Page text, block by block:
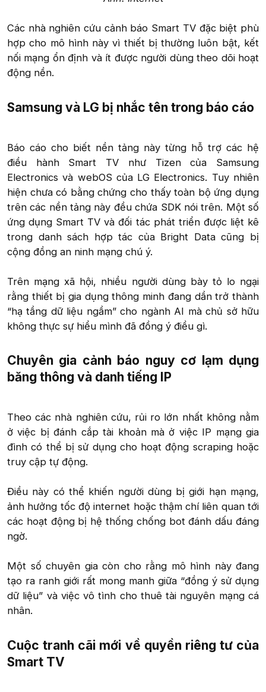
Các nhà nghiên cứu cảnh báo Smart TV đặc biệt phù
hợp cho mô hình này vì thiết bị thường luôn bật, kết
nối mạng ổn định và ít được người dùng theo dõi hoạt
động nền.​
Samsung và LG bị nhắc tên trong báo cáo​
Báo cáo cho biết nền tảng này từng hỗ trợ các hệ
điều hành Smart TV như Tizen của Samsung
Electronics và webOS của LG Electronics. Tuy nhiên
hiện chưa có bằng chứng cho thấy toàn bộ ứng dụng
trên các nền tảng này đều chứa SDK nói trên. Một số
ứng dụng Smart TV và đối tác phát triển được liệt kê
trong danh sách hợp tác của Bright Data cũng bị
cộng đồng an ninh mạng chú ý.
Trên mạng xã hội, nhiều người dùng bày tỏ lo ngại
rằng thiết bị gia dụng thông minh đang dần trở thành
“hạ tầng dữ liệu ngầm” cho ngành AI mà chủ sở hữu
không thực sự hiểu mình đã đồng ý điều gì.​
Chuyên gia cảnh báo nguy cơ lạm dụng
băng thông và danh tiếng IP​
Theo các nhà nghiên cứu, rủi ro lớn nhất không nằm
ở việc bị đánh cắp tài khoản mà ở việc IP mạng gia
đình có thể bị sử dụng cho hoạt động scraping hoặc
truy cập tự động.
Điều này có thể khiến người dùng bị giới hạn mạng,
ảnh hưởng tốc độ internet hoặc thậm chí liên quan tới
các hoạt động bị hệ thống chống bot đánh dấu đáng
ngờ.
Một số chuyên gia còn cho rằng mô hình này đang
tạo ra ranh giới rất mong manh giữa “đồng ý sử dụng
dữ liệu” và việc vô tình cho thuê tài nguyên mạng cá
nhân.​
Cuộc tranh cãi mới về quyền riêng tư của
Smart TV​